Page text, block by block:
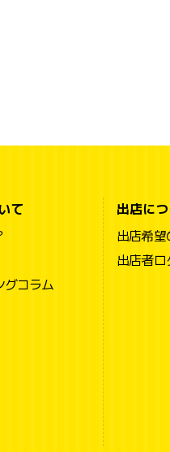
て
グコラム
出店に
出店希望
出店者ロ